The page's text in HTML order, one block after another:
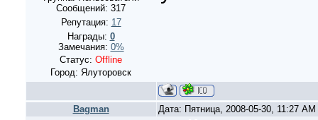
Сообщений: 317
Репутация: 17
Награды: 0
Замечания: 0%
Статус: Offline
Город: Ялуторовск
Bagman Дата: Пятница, 2008-05-30, 11:27